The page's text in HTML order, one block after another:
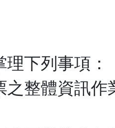
下列事項：
之整體資訊作